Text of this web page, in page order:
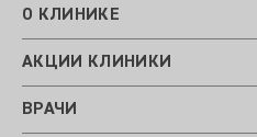
О КЛИНИКЕ
АКЦИИ КЛИНИКИ
ВРАЧИ